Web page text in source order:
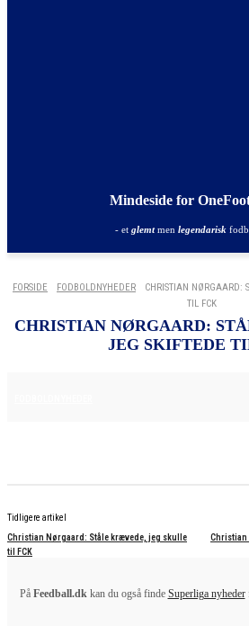
Mindeside for
- et glemtmen legendarisk
FORSIDE FODBOLDNYHEDER
CHRISTIAN NØRGAARD:
TIL FCK
CHRISTIAN NØRGAARD:
JEG SKIFTEDE
Tidligere artikel
Christian Nørgaard: Ståle krævede, jeg skulle
til FCK
Christian
På Feedball.dkkan du også finde Superliga nyheder